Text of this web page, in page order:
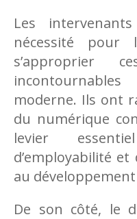
Les
nécessité pour
s’approprier
moderne. Ils ont
du numérique
levier
d’employabilité
au
De son côté, le